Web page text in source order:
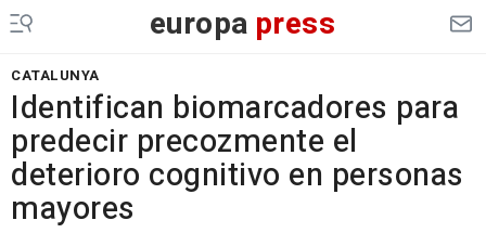
europa press
CATALUNYA
Identifican biomarcadores para
predecir precozmente el
deterioro cognitivo en personas
mayores